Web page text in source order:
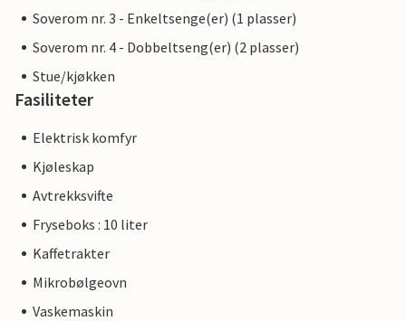
Soverom nr. 3 - Enkeltsenge(er) (1 plasser)
Soverom nr. 4 - Dobbeltseng(er) (2 plasser)
Stue/kjøkken
Fasiliteter
Elektrisk komfyr
Kjøleskap
Avtrekksvifte
Fryseboks : 10 liter
Kaffetrakter
Mikrobølgeovn
Vaskemaskin